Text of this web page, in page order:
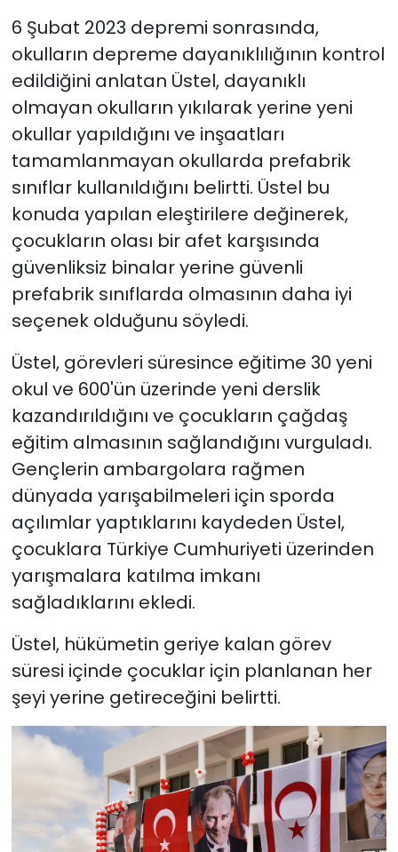
6 Şubat 2023 depremi sonrasında,
okulların depreme dayanıklılığının kontrol
edildiğini anlatan Üstel, dayanıklı
olmayan okulların yıkılarak yerine yeni
okullar yapıldığını ve inşaatları
tamamlanmayan okullarda prefabrik
sınıflar kullanıldığını belirtti. Üstel bu
konuda yapılan eleştirilere değinerek,
çocukların olası bir afet karşısında
güvenliksiz binalar yerine güvenli
prefabrik sınıflarda olmasının daha iyi
seçenek olduğunu söyledi.
Üstel, görevleri süresince eğitime 30 yeni
okul ve 600'ün üzerinde yeni derslik
kazandırıldığını ve çocukların çağdaş
eğitim almasının sağlandığını vurguladı.
Gençlerin ambargolara rağmen
dünyada yarışabilmeleri için sporda
açılımlar yaptıklarını kaydeden Üstel,
çocuklara Türkiye Cumhuriyeti üzerinden
yarışmalara katılma imkanı
sağladıklarını ekledi.
Üstel, hükümetin geriye kalan görev
süresi içinde çocuklar için planlanan her
şeyi yerine getireceğini belirtti.